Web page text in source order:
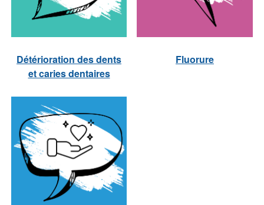
Détérioration des dents
et caries dentaires
Fluorure